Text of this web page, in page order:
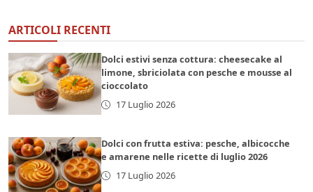
ARTICOLI RECENTI
Dolci estivi senza cottura: cheesecake al
limone, sbriciolata con pesche e mousse al
cioccolato
17 Luglio 2026
Dolci con frutta estiva: pesche, albicocche
e amarene nelle ricette di luglio 2026
17 Luglio 2026